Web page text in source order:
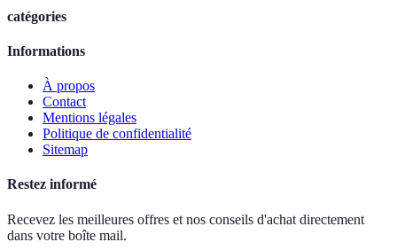
catégories
Informations
À propos
Contact
Mentions légales
Politique de confidentialité
Sitemap
Restez informé
Recevez les meilleures offres et nos conseils d'achat directement
dans votre boîte mail.